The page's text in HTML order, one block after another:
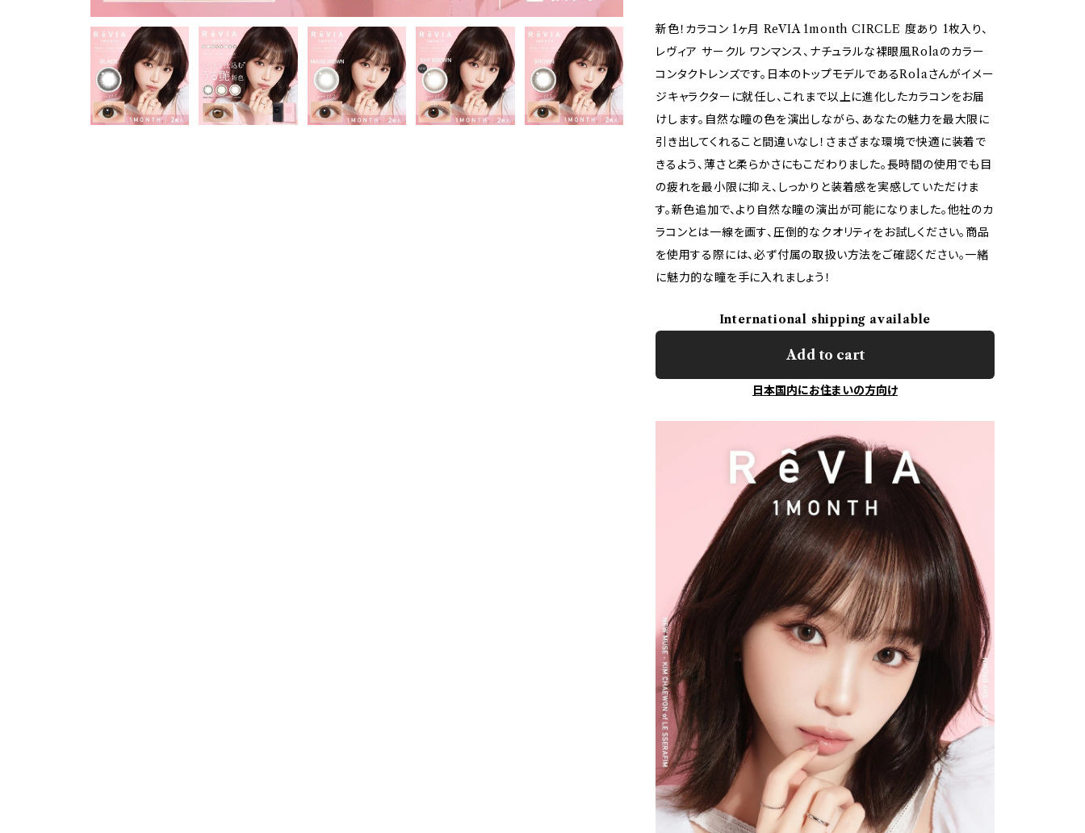
新色！カラコン 1ヶ月 ReVIA 1month CIRCLE 度あり 1枚入り、
レヴィア サークル ワンマンス、ナチュラルな裸眼風Rolaのカラー
コンタクトレンズです。日本のトップモデルであるRolaさんがイメー
ジキャラクターに就任し、これまで以上に進化したカラコンをお届
けします。自然な瞳の色を演出しながら、あなたの魅力を最大限に
引き出してくれること間違いなし！さまざまな環境で快適に装着で
きるよう、薄さと柔らかさにもこだわりました。長時間の使用でも目
の疲れを最小限に抑え、しっかりと装着感を実感していただけま
す。新色追加で、より自然な瞳の演出が可能になりました。他社のカ
ラコンとは一線を画す、圧倒的なクオリティをお試しください。商品
を使用する際には、必ず付属の取扱い方法をご確認ください。一緒
に魅力的な瞳を手に入れましょう！
International shipping available
Add to cart
日本国内にお住まいの方向け